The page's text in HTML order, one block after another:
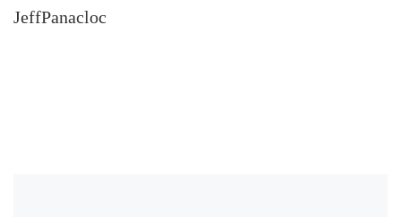
JeffPanacloc